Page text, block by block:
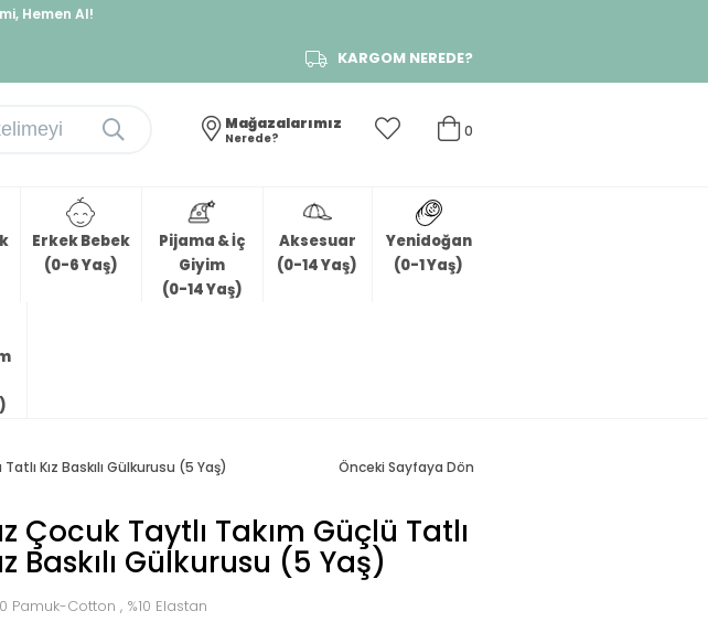
Hemen Al!
KARGOM NEREDE?
0
Mağazalarımız
Nerede?
Erkek Bebek
(0-6 Yaş)
Pijama & İç
Giyim
(0-14 Yaş)
Aksesuar
(0-14 Yaş)
Yenidoğan
(0-1 Yaş)
Kız Baskılı Gülkurusu (5 Yaş) Önceki Sayfaya Dön
Çocuk Taytlı Takım Güçlü Tatlı
Baskılı Gülkurusu (5 Yaş)
Pamuk-Cotton , %10 Elastan